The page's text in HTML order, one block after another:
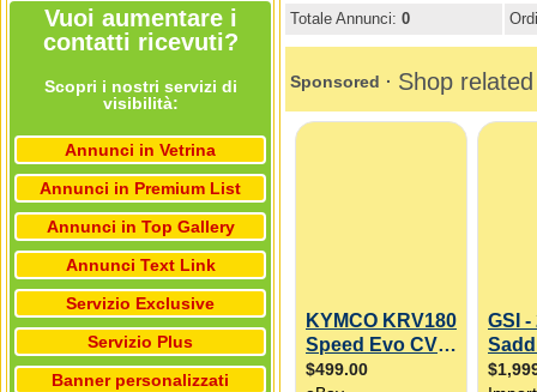
Vuoi aumentare i
contatti ricevuti?
Scopri i nostri servizi di
visibilità:
Annunci in Vetrina
Annunci in Premium List
Annunci in Top Gallery
Annunci Text Link
Servizio Exclusive
Servizio Plus
Banner personalizzati
Totale Annunci: 0